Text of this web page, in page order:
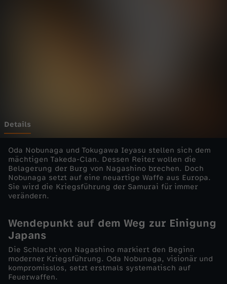
a
u
f
d
e
m
S
Details
Oda Nobunaga und Tokugawa Ieyasu stellen sich dem
mächtigen Takeda-Clan. Dessen Reiter wollen die
Belagerung der Burg von Nagashino brechen. Doch
Nobunaga setzt auf eine neuartige Waffe aus Europa.
Sie wird die Kriegsführung der Samurai für immer
verändern.
Wendepunkt auf dem Weg zur Einigung
Japans
Die Schlacht von Nagashino markiert den Beginn
moderner Kriegsführung. Oda Nobunaga, visionär und
kompromisslos, setzt erstmals systematisch auf
Feuerwaffen.